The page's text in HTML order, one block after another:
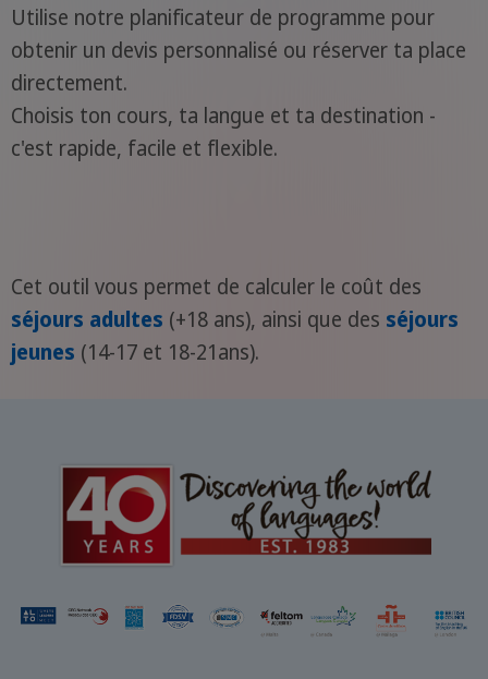
Utilise notre planificateur de programme pour
obtenir un devis personnalisé ou réserver ta place
directement.
Choisis ton cours, ta langue et ta destination -
c'est rapide, facile et flexible.
Cet outil vous permet de calculer le coût des
séjours adultes (+18 ans), ainsi que des séjours
jeunes (14-17 et 18-21ans).